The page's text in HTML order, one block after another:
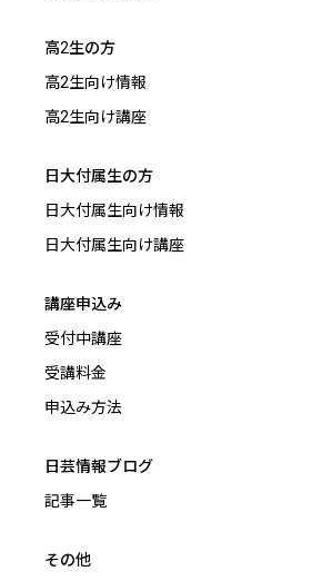
高2生の方
高2生向け情報
高2生向け講座
日大付属生の方
日大付属生向け情報
日大付属生向け講座
講座申込み
受付中講座
受講料金
申込み方法
日芸情報ブログ
記事一覧
その他